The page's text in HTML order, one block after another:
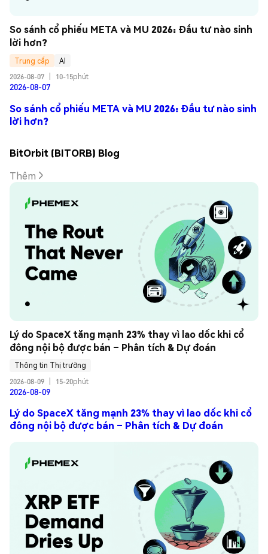
So sánh cổ phiếu META và MU 2026: Đầu tư nào sinh
lời hơn?
Trung cấp
AI
2026-08-07
10-15phút
2026-08-07
So sánh cổ phiếu META và MU 2026: Đầu tư nào sinh
lời hơn?
BitOrbit (BITORB) Blog
Thêm
Lý do SpaceX tăng mạnh 23% thay vì lao dốc khi cổ
đông nội bộ được bán – Phân tích & Dự đoán
Thông tin Thị trường
2026-08-09
15-20phút
2026-08-09
Lý do SpaceX tăng mạnh 23% thay vì lao dốc khi cổ
đông nội bộ được bán – Phân tích & Dự đoán